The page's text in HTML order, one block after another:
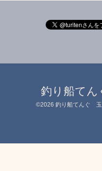
釣り船て
©2026 釣り船てんぐ